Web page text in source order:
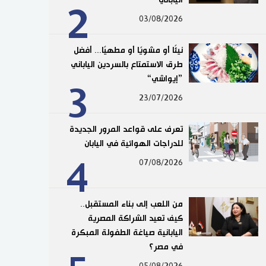
2
03/08/2026
3
نيئًا أو مشويًا أو مطهيًا... أفضل
طرق الاستمتاع بالسردين الياباني
”إيواشي“
23/07/2026
4
تعرف على قواعد المرور الجديدة
للدراجات الهوائية في اليابان
07/08/2026
من اللعب إلى بناء المستقبل..
كيف تعيد الشراكة المصرية
اليابانية صياغة الطفولة المبكرة
في مصر؟